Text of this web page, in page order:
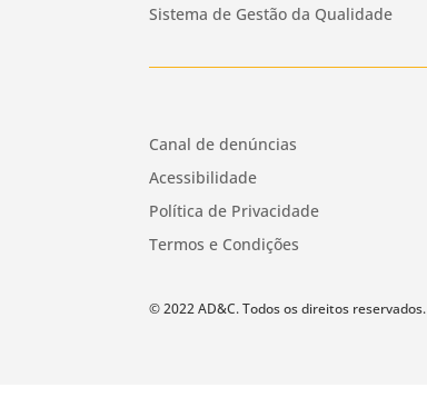
Sistema de Gestão da Qualidade
Canal de denúncias
Acessibilidade
Política de Privacidade
Termos e Condições
© 2022 AD&C. Todos os direitos reservados.